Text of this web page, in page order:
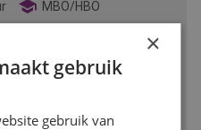
MBO/HBO
renovatieprojecten soepel
alles wat nodig is
te maken voor de toekomst.
×
gebruik
gebruik van